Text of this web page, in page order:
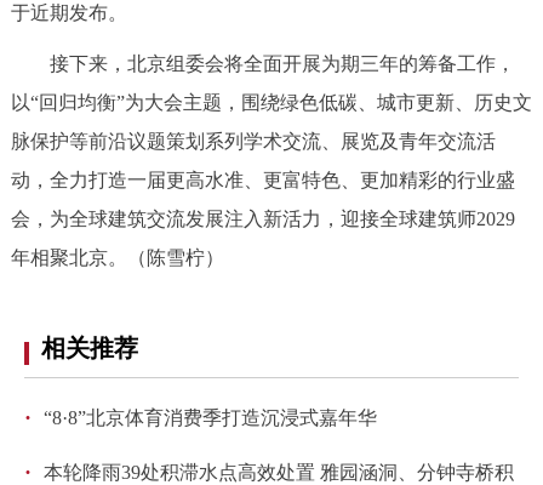
한국어
ESPAÑOL العربية PORTUGUÊS
ITALIANO
于近期发布。
接下来，北京组委会将全面开展为期三年的筹备工作，
以“回归均衡”为大会主题，围绕绿色低碳、城市更新、历史文
脉保护等前沿议题策划系列学术交流、展览及青年交流活
动，全力打造一届更高水准、更富特色、更加精彩的行业盛
会，为全球建筑交流发展注入新活力，迎接全球建筑师2029
年相聚北京。（陈雪柠）
相关推荐
· “8·8”北京体育消费季打造沉浸式嘉年华
·
本轮降雨39处积滞水点高效处置 雅园涵洞、分钟寺桥积